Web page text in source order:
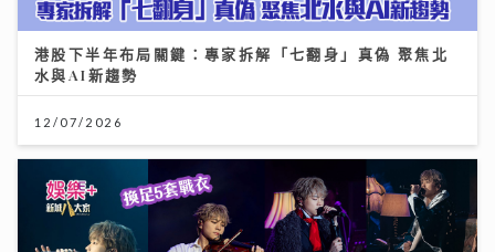
港股下半年布局關鍵：專家拆解「七翻身」真偽 聚焦北
水與AI新趨勢
12/07/2026